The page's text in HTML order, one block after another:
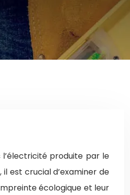
produite par le
est crucial d’examiner de
écologique et leur